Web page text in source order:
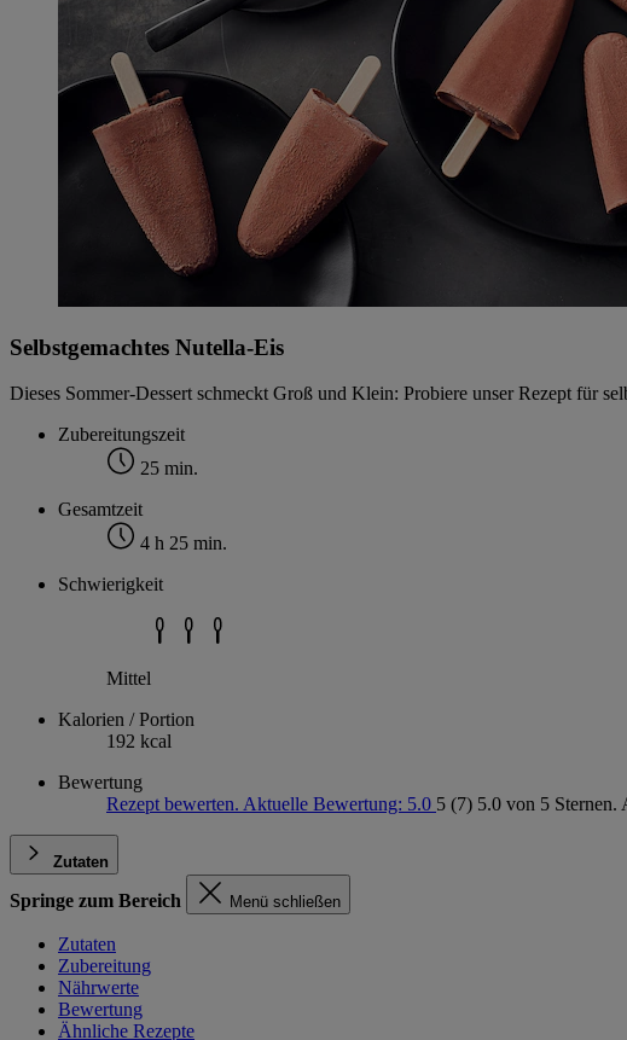
Selbstgemachtes Nutella-Eis
Dieses Sommer-Dessert schmeckt Groß und Klein: Probiere unser Rezept für
Zubereitungszeit
25 min.
Gesamtzeit
4 h 25 min.
Schwierigkeit
Mittel
Kalorien / Portion
192 kcal
Bewertung
Rezept bewerten. Aktuelle Bewertung: 5.0 5 (7) 5.0 von 5 Sternen.
Zutaten
Springe zum Bereich Menü schließen
Zutaten
Zubereitung
Nährwerte
Bewertung
Ähnliche Rezepte